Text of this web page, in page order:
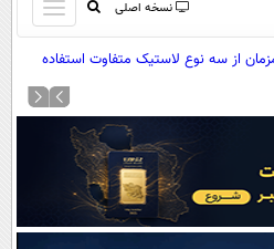
نسخه اصلی
باز
و
بسته
کردن
اول
آرشیو
نظرسنجی
آب و هوا
اوقات شرعی
از سه نوع لاستیک متفاوت استفاده